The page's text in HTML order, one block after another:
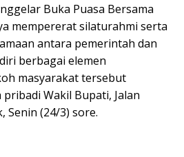
Buka Puasa Bersama
mempererat silaturahmi serta
antara pemerintah dan
berbagai elemen
masyarakat tersebut
Wakil Bupati, Jalan
Senin (24/3) sore.